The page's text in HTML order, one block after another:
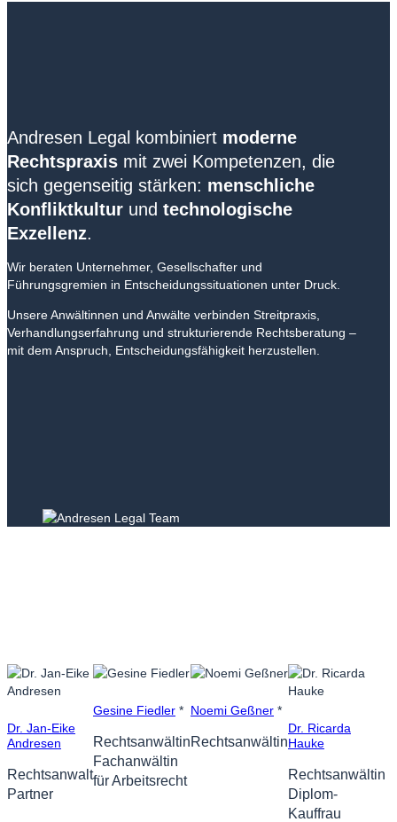
Andresen Legal kombiniert moderne
Rechtspraxis mit zwei Kompetenzen, die
sich gegenseitig stärken: menschliche
Konfliktkultur und technologische
Exzellenz.
Wir beraten Unternehmer, Gesellschafter und
Führungsgremien in Entscheidungssituationen unter Druck.
Unsere Anwältinnen und Anwälte verbinden Streitpraxis,
Verhandlungserfahrung und strukturierende Rechtsberatung –
mit dem Anspruch, Entscheidungsfähigkeit herzustellen.
Dr. Jan-Eike
Andresen
Rechtsanwalt
Partner
Gesine Fiedler *
Rechtsanwältin
Fachanwältin
für Arbeitsrecht
Noemi Geßner *
Rechtsanwältin
Dr. Ricarda
Hauke
Rechtsanwältin
Diplom-
Kauffrau